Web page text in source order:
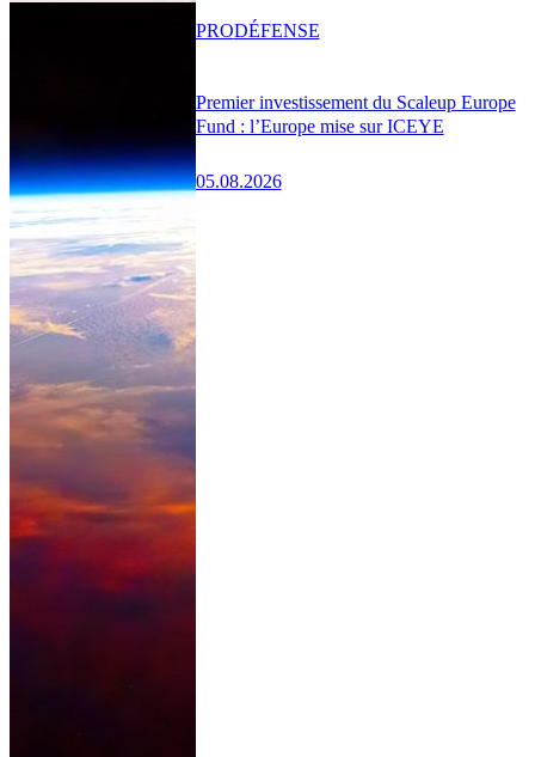
Premier investissement du Scaleup Europe
Fund : l’Europe mise sur ICEYE
05.08.2026
PRODÉFENSE